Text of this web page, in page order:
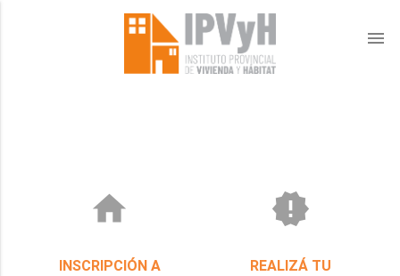
menu
home
INSCRIPCIÓN A
new_releases
REALIZÁ TU